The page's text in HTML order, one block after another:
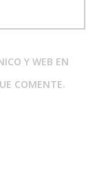
Y WEB EN
COMENTE.